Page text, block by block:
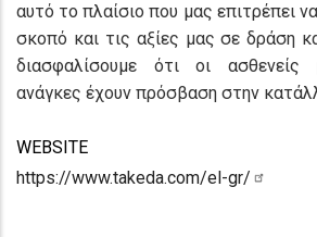
αυτό το πλαίσιο που μας επιτρέπει
σκοπό και τις αξίες μας σε δράση
διασφαλίσουμε ότι οι ασθενείς
ανάγκες έχουν πρόσβαση στην
WEBSITE
https://www.takeda.com/el-gr/